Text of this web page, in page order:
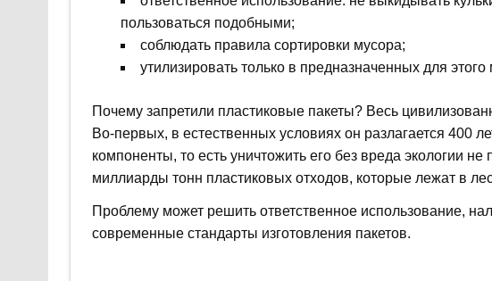
пользоваться подобными;
соблюдать правила сортировки мусора;
утилизировать только в предназначенных для этого
Почему запретили пластиковые пакеты? Весь
Во-первых, в естественных условиях он разлагается 400
компоненты, то есть уничтожить его без вреда экологии не
миллиарды тонн пластиковых отходов, которые лежат в
Проблему может решить ответственное использование,
современные стандарты изготовления пакетов.